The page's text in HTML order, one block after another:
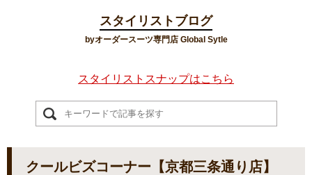
スタイリストブログ
byオーダースーツ専門店 Global Sytle
スタイリストスナップはこちら
クールビズコーナー【京都三条通り店】